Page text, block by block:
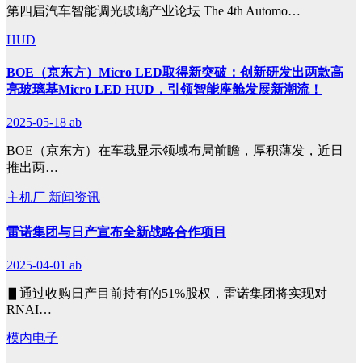
第四届汽车智能调光玻璃产业论坛 The 4th Automo…
HUD
BOE（京东方）Micro LED取得新突破：创新研发出两款高
亮玻璃基Micro LED HUD，引领智能座舱发展新潮流！
2025-05-18 ab
BOE（京东方）在车载显示领域布局前瞻，厚积薄发，近日
推出两…
主机厂 新闻资讯
雷诺集团与日产宣布全新战略合作项目
2025-04-01 ab
▋通过收购日产目前持有的51%股权，雷诺集团将实现对
RNAI…
模内电子